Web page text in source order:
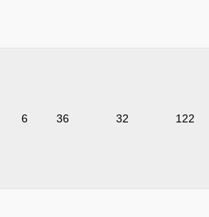
6 36 32 122